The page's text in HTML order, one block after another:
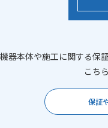
機器本体や施工に関する保
こち
保証